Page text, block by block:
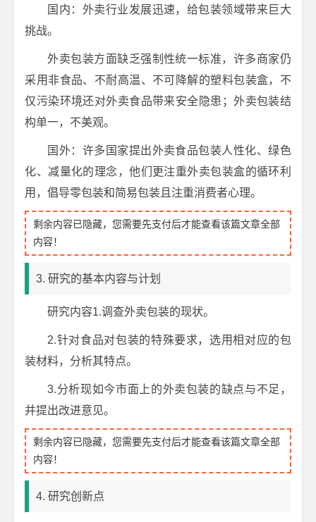
国内：外卖行业发展迅速，给包装领域带来巨大
挑战。
外卖包装方面缺乏强制性统一标准，许多商家仍
采用非食品、不耐高温、不可降解的塑料包装盒，不
仅污染环境还对外卖食品带来安全隐患；外卖包装结
构单一，不美观。
国外：许多国家提出外卖食品包装人性化、绿色
化、减量化的理念，他们更注重外卖包装盒的循环利
用，倡导零包装和简易包装且注重消费者心理。
剩余内容已隐藏，您需要先支付后才能查看该篇文章全部
内容！
3. 研究的基本内容与计划
研究内容1.调查外卖包装的现状。
2.针对食品对包装的特殊要求，选用相对应的包
装材料，分析其特点。
3.分析现如今市面上的外卖包装的缺点与不足，
并提出改进意见。
剩余内容已隐藏，您需要先支付后才能查看该篇文章全部
内容！
4. 研究创新点